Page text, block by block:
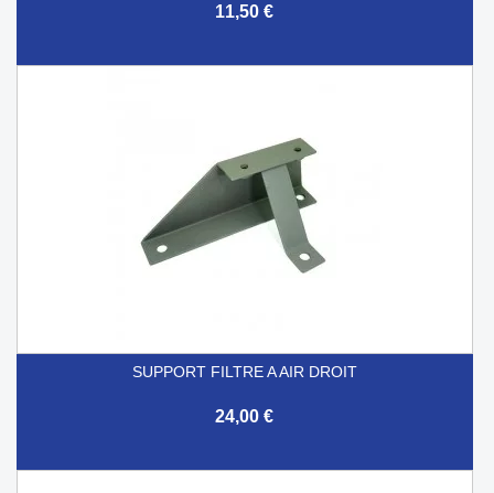
11,50 €
SUPPORT FILTRE A AIR DROIT
24,00 €